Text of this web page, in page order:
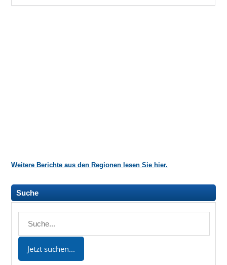
Weitere Berichte aus den Regionen lesen Sie hier.
Suche